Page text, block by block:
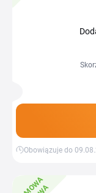
Obowiązuje do